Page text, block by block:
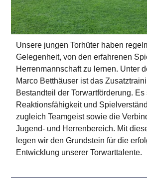
Unsere jungen Torhüter haben
Gelegenheit, von den erfahrenen
Herrenmannschaft zu lernen. Unter
Marco Betthäuser ist das
Bestandteil der Torwartförderung. Es
Reaktionsfähigkeit und
zugleich Teamgeist sowie die
Jugend- und Herrenbereich. Mit
legen wir den Grundstein für die
Entwicklung unserer Torwarttalente.